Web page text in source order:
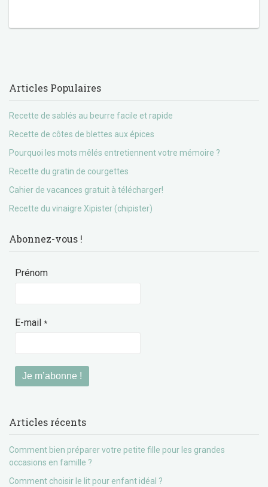
Articles Populaires
Recette de sablés au beurre facile et rapide
Recette de côtes de blettes aux épices
Pourquoi les mots mêlés entretiennent votre mémoire ?
Recette du gratin de courgettes
Cahier de vacances gratuit à télécharger!
Recette du vinaigre Xipister (chipister)
Abonnez-vous !
Prénom
E-mail *
Articles récents
Comment bien préparer votre petite fille pour les grandes
occasions en famille ?
Comment choisir le lit pour enfant idéal ?